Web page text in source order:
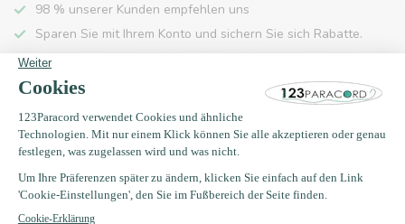
98 % unserer Kunden empfehlen uns
Sparen Sie mit Ihrem Konto und sichern Sie sich Rabatte.
Kostenlose Lieferung nach Hause ab 150 €
Produktbeschreibung